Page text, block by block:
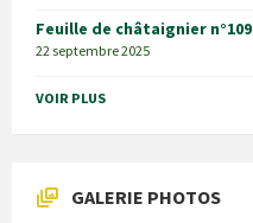
Feuille de châtaignier n°109
22 septembre 2025
VOIR PLUS
GALERIE PHOTOS